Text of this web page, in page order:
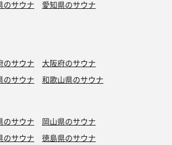
のサウナ
愛知県のサウナ
のサウナ
大阪府のサウナ
のサウナ 和歌山県のサウナ
のサウナ
岡山県のサウナ
のサウナ
徳島県のサウナ